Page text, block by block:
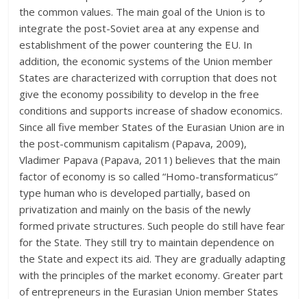
the common values. The main goal of the Union is to
integrate the post-Soviet area at any expense and
establishment of the power countering the EU. In
addition, the economic systems of the Union member
States are characterized with corruption that does not
give the economy possibility to develop in the free
conditions and supports increase of shadow economics.
Since all five member States of the Eurasian Union are in
the post-communism capitalism (Papava, 2009),
Vladimer Papava (Papava, 2011) believes that the main
factor of economy is so called “Homo-transformaticus”
type human who is developed partially, based on
privatization and mainly on the basis of the newly
formed private structures. Such people do still have fear
for the State. They still try to maintain dependence on
the State and expect its aid. They are gradually adapting
with the principles of the market economy. Greater part
of entrepreneurs in the Eurasian Union member States